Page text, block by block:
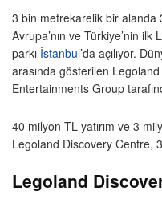
3 bin metrekarelik bir alanda
Avrupa’nın ve Türkiye’nin
parkı İstanbul’da açılıyor.
arasında gösterilen
Entertainments Group
40 milyon TL yatırım ve 3
Legoland Discovery Centre,
Legoland